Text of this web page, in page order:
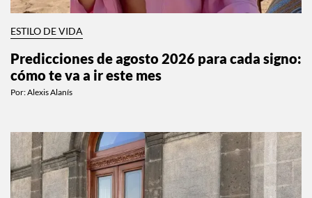
ESTILO DE VIDA
Predicciones de agosto 2026 para cada signo:
cómo te va a ir este mes
Por:Alexis Alanís